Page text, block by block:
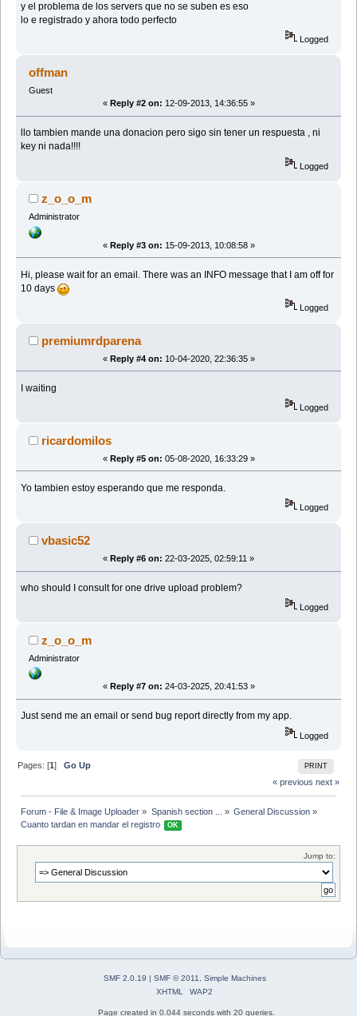
y el problema de los servers que no se suben es eso
lo e registrado y ahora todo perfecto
Logged
offman
Guest
« Reply #2 on: 12-09-2013, 14:36:55 »
llo tambien mande una donacion pero sigo sin tener un respuesta , ni
key ni nada!!!!
Logged
z_o_o_m
Administrator
« Reply #3 on: 15-09-2013, 10:08:58 »
Hi, please wait for an email. There was an INFO message that I am off for
10 days
Logged
premiumrdparena
« Reply #4 on: 10-04-2020, 22:36:35 »
I waiting
Logged
ricardomilos
« Reply #5 on: 05-08-2020, 16:33:29 »
Yo tambien estoy esperando que me responda.
Logged
vbasic52
« Reply #6 on: 22-03-2025, 02:59:11 »
who should I consult for one drive upload problem?
Logged
z_o_o_m
Administrator
« Reply #7 on: 24-03-2025, 20:41:53 »
Just send me an email or send bug report directly from my app.
Logged
PRINT
Pages: [1]Go Up
« previous next »
Forum - File & Image Uploader » Spanish section ... » General Discussion»
Cuanto tardan en mandar el registro
OK
Jump to:
SMF 2.0.19 | SMF © 2011
Simple Machines
XHTML
WAP2
Page created in 0.044 seconds with 20 queries.